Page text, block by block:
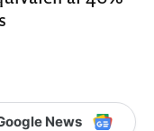
News